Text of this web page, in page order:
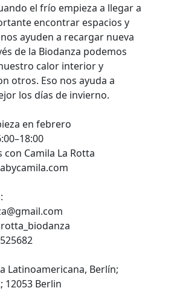
el frío empieza a llegar a
encontrar espacios y
ayuden a recargar nueva
de la Biodanza podemos
calor interior y
otros. Eso nos ayuda a
los días de invierno.
en febrero
Camila La Rotta
Latinoamericana, Berlín;
12053 Berlin